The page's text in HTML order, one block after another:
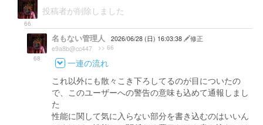
66
投稿者が削除しました
68
名もない管理人 2026/06/28 (日) 16:03:38
修正
e9a8b@cc447
>> 66
一連の流れ
これ以外にも散々こき下ろしてるのが目についたの
で、このユーザーへの警告の意味も込めて通報しまし
た
性能に関して気に入らない部分を書き込むのはいいん